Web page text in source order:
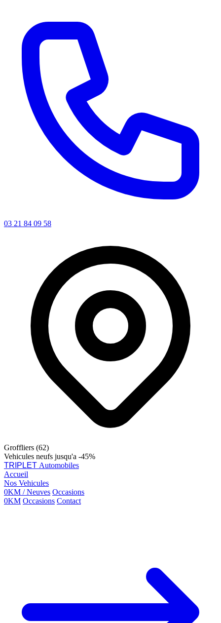
03 21 84 09 58
Groffliers (62)
Vehicules neufs jusqu'a -45%
TRIPLET Automobiles
Accueil
Nos Vehicules
0KM / Neuves Occasions
0KM Occasions Contact